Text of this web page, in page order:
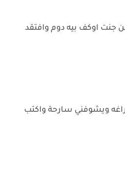
جنت اوكف بيه دوم وافتقد
ويشوفني سارحة واكتب